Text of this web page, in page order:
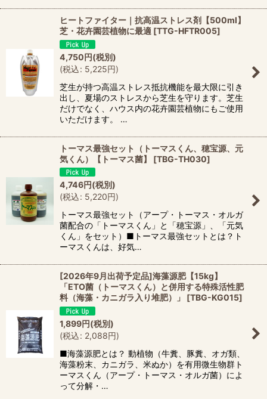
ヒートファイター｜抗高温ストレス剤【500ml】
芝・花卉園芸植物に最適 [TTG-HFTR005]
4,750円(税別)
(税込: 5,225円)
芝生が持つ高温ストレス抵抗機能を最大限に引き
出し、夏場のストレスから芝生を守ります。芝生
だけでなく、ハウス内の花卉園芸植物にもご使用
いただけます。 …
トーマス最強セット（トーマスくん、穂宝源、元
気くん）【トーマス菌】
[TBG-TH030]
4,746円(税別)
(税込: 5,220円)
トーマス最強セット（アープ・トーマス・オルガ
菌配合の「トーマスくん」と「穂宝源」、「元気
くん」をセット）■トーマス最強セットとは？ト
ーマスくんは、好気…
[2026年9月出荷予定品]海藻源肥【15kg】
「ETO菌（トーマスくん）と併用する特殊活性肥
料（海藻・カニガラ入り堆肥）」
[TBG-KG015]
1,899円(税別)
(税込: 2,088円)
■海藻源肥とは？ 動植物（牛糞、豚糞、オガ類、
海藻粉末、カニガラ、米ぬか）を有用微生物群ト
ーマスくん（アープ・トーマス・オルガ菌）によ
って分解・…